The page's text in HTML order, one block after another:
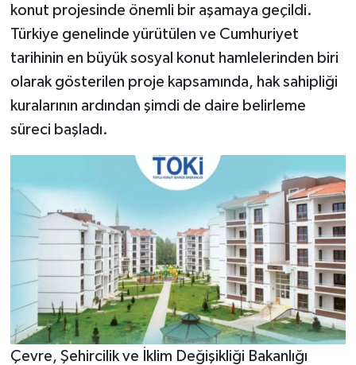
konut projesinde önemli bir aşamaya geçildi.
Türkiye genelinde yürütülen ve Cumhuriyet
tarihinin en büyük sosyal konut hamlelerinden biri
olarak gösterilen proje kapsamında, hak sahipliği
kuralarının ardından şimdi de daire belirleme
süreci başladı.
Çevre, Şehircilik ve İklim Değişikliği Bakanlığı